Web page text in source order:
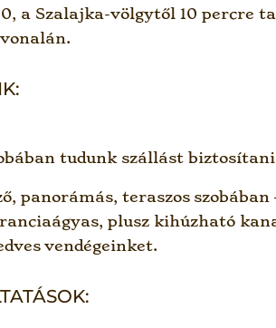
a Szalajka-völgytől 10 percre
tudunk szállást
teraszos szobában
plusz kihúzható
vendégeinket.